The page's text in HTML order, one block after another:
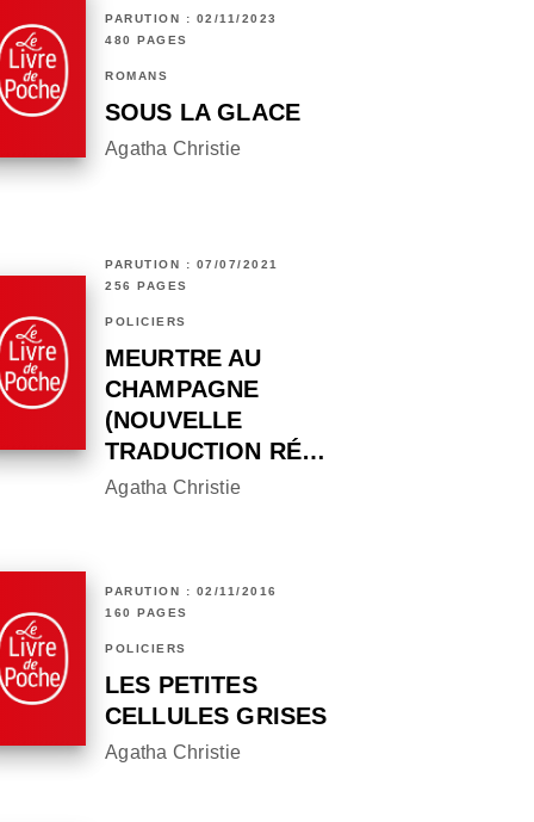
PARUTION : 02/11/2023
480 PAGES
ROMANS
SOUS LA GLACE
Agatha Christie
PARUTION : 07/07/2021
256 PAGES
POLICIERS
MEURTRE AU
CHAMPAGNE
(NOUVELLE
TRADUCTION RÉ…
Agatha Christie
PARUTION : 02/11/2016
160 PAGES
POLICIERS
LES PETITES
CELLULES GRISES
Agatha Christie